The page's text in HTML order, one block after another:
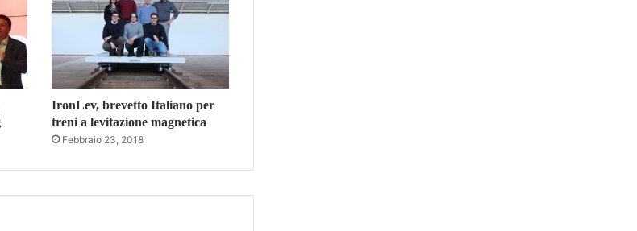
IronLev, brevetto Italiano per
treni a levitazione magnetica
Febbraio 23, 2018